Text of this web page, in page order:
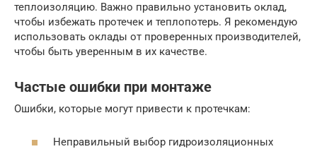
теплоизоляцию. Важно правильно установить оклад,
чтобы избежать протечек и теплопотерь. Я рекомендую
использовать оклады от проверенных производителей,
чтобы быть уверенным в их качестве.
Частые ошибки при монтаже
Ошибки, которые могут привести к протечкам:
Неправильный выбор гидроизоляционных